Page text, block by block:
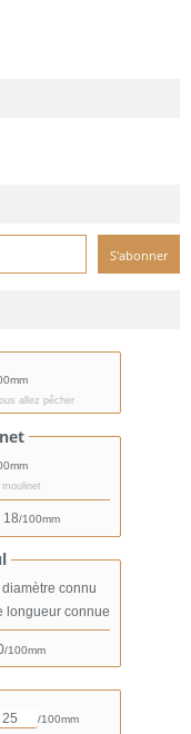
allez pêcher
/100mm
connu
longueur connue
/100mm
/100mm